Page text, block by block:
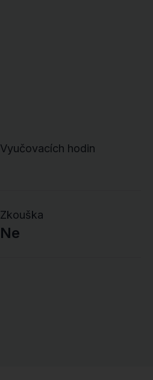
Vyučovacích hodin
Zkouška
Ne